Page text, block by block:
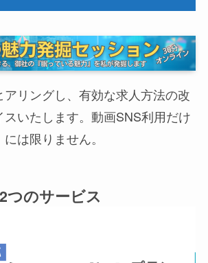
リングし、有効な求人方法の改
いたします。動画SNS利用だけ
には限りません。
つのサービス